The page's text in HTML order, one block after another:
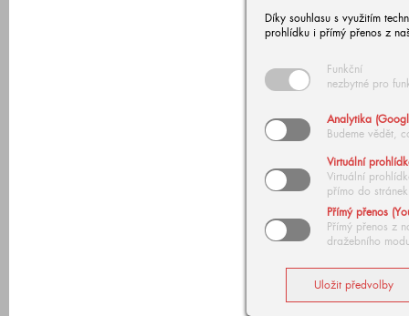
Díky souhlasu s využitím
prohlídku i přímý přenos z
Funkční
nezbytné pro
Analytika
Budeme vědět,
Virtuální
Virtuální
přímo do stránek
Přímý přenos
Přímý přenos z
dražebního